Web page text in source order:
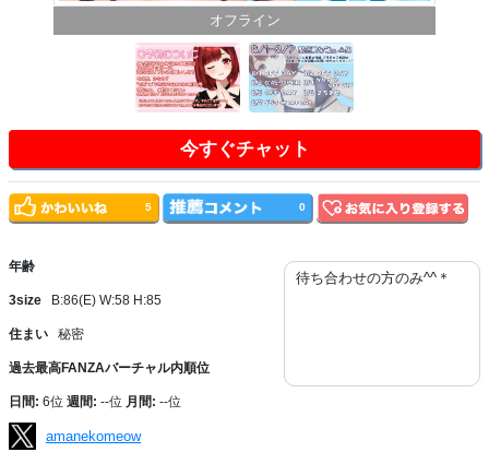
オフライン
今すぐチャット
年齢
3size B:86(E) W:58 H:85
住まい 秘密
過去最高FANZAバーチャル内順位
日間: 6位 週間: --位 月間: --位
amanekomeow
待ち合わせの方のみ^^＊
5 0